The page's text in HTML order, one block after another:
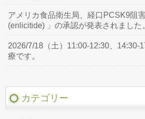
アメリカ食品衛生局、経口PCSK9阻
(enlicitide) 」の承認が発表されました
2026/7/18（土）11:00-12:30、14:30-
療です。
カテゴリー